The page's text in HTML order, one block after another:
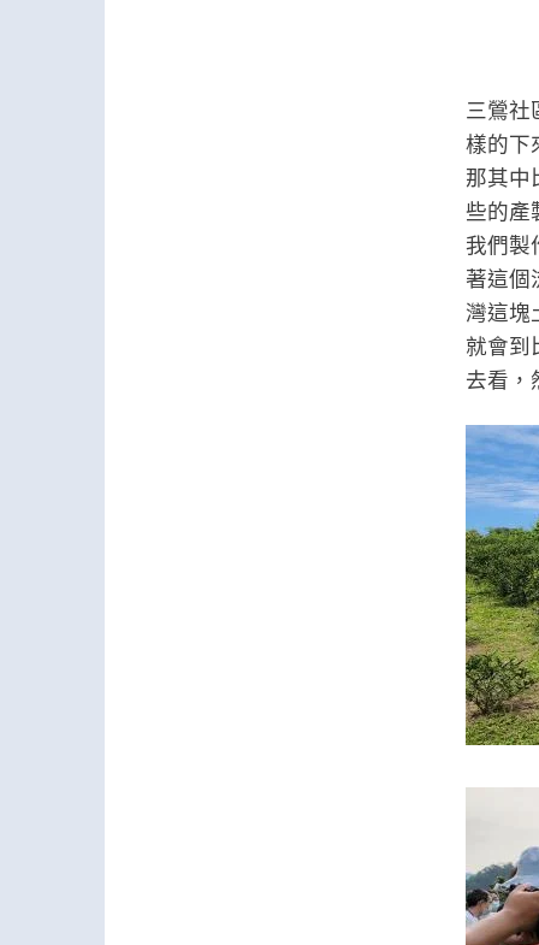
三鶯社
樣的下
那其中
些的產
我們製
著這個
灣這塊
就會到
去看，